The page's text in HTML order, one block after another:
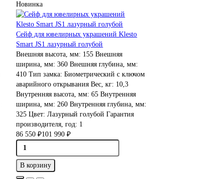
Новинка
Сейф для ювелирных украшений Klesto
Smart JS1 лазурный голубой
Внешняя высота, мм: 155 Внешняя
ширина, мм:360 Внешняя глубина, мм:
410 Тип замка:Биометрический с ключом
аварийного открывания Вес, кг: 10,3
Внутренняя высота, мм:65 Внутренняя
ширина, мм:260 Внутренняя глубина, мм:
325 Цвет:Лазурный голубой Гарантия
производителя, год: 1
86 550 ₽101 990 ₽
В корзину